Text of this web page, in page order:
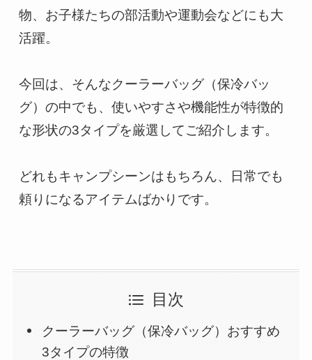
物、お子様たちの部活動や運動会などにも大
活躍。
今回は、そんなクーラーバッグ（保冷バッ
グ）の中でも、使いやすさや機能性が特徴的
な形状の3タイプを厳選してご紹介します。
どれもキャンプシーンはもちろん、日常でも
頼りになるアイテムばかりです。
目次
クーラーバッグ（保冷バッグ）おすすめ
3タイプの特徴